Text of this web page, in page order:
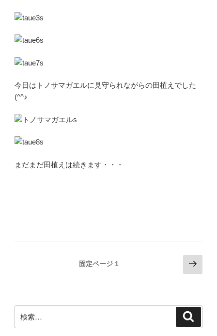
今日はトノサマガエルに見守られながらの田植えでした
(^^♪
まだまだ田植えは続きます・・・
ゲ
ー
固定ページ 1
次
の
ジ
索: